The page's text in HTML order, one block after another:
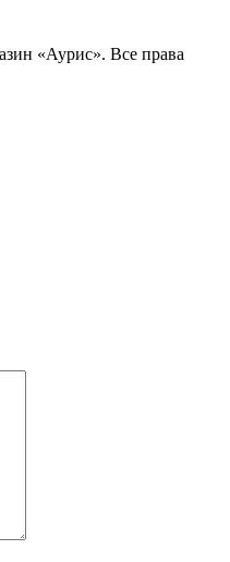
«Аурис». Все права